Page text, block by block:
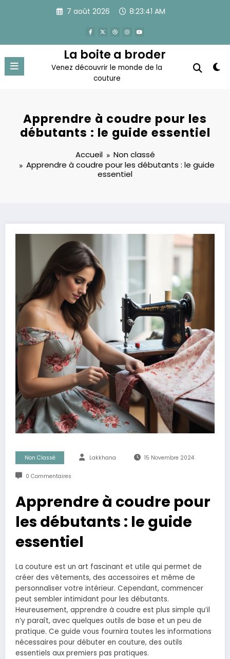
7 août 2026 8:23:42 AM
La boite a broder
Venez découvrir le monde de la
couture
Apprendre à coudre pour les
débutants : le guide essentiel
Accueil
Non classé
Apprendre à coudre pour les débutants : le guide
essentiel
Non Classé Lakkhana 15 Novembre 2024
0 Commentaires
Apprendre à coudre pour
les débutants : le guide
essentiel
La couture est un art fascinant et utile qui permet de
créer des vêtements, des accessoires et même de
personnaliser votre intérieur. Cependant, commencer
peut sembler intimidant pour les débutants.
Heureusement, apprendre à coudre est plus simple qu’il
n’y paraît, avec quelques outils de base et un peu de
pratique. Ce guide vous fournira toutes les informations
nécessaires pour débuter en couture, des outils
essentiels aux premiers pas pratiques.